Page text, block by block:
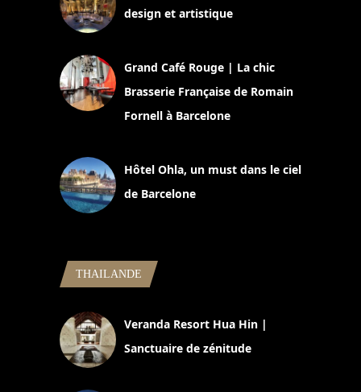
design et artistique
Grand Café Rouge | La chic
Brasserie Française de Romain
Fornell à Barcelone
Hôtel Ohla, un must dans le ciel
de Barcelone
THAILANDE
Veranda Resort Hua Hin |
Sanctuaire de zénitude